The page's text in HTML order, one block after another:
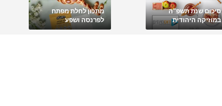
סיכום שנת תשפ"ה
במוזיקה היהודית
מתכון לחלת מפתח
לפרנסה ושפע